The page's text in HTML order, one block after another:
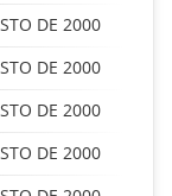
DE 2000
DE 2000
DE 2000
DE 2000